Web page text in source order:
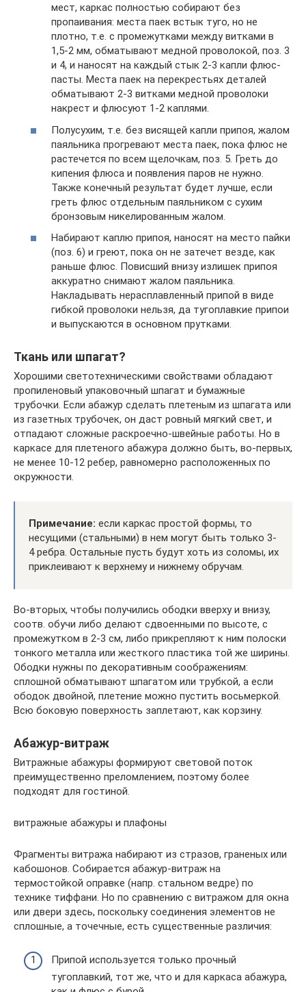
мест, каркас полностью собирают без
пропаивания: места паек встык туго, но не
плотно, т.е. с промежутками между витками в
1,5-2 мм, обматывают медной проволокой, поз. 3
и 4, и наносят на каждый стык 2-3 капли флюс-
пасты. Места паек на перекрестьях деталей
обматывают 2-3 витками медной проволоки
накрест и флюсуют 1-2 каплями.
Полусухим, т.е. без висящей капли припоя, жалом
паяльника прогревают места паек, пока флюс не
растечется по всем щелочкам, поз. 5. Греть до
кипения флюса и появления паров не нужно.
Также конечный результат будет лучше, если
греть флюс отдельным паяльником с сухим
бронзовым никелированным жалом.
Набирают каплю припоя, наносят на место пайки
(поз. 6) и греют, пока он не затечет везде, как
раньше флюс. Повисший внизу излишек припоя
аккуратно снимают жалом паяльника.
Накладывать нерасплавленный припой в виде
гибкой проволоки нельзя, да тугоплавкие припои
и выпускаются в основном прутками.
Ткань или шпагат?
Хорошими светотехническими свойствами обладают
пропиленовый упаковочный шпагат и бумажные
трубочки. Если абажур сделать плетеным из шпагата или
из газетных трубочек, он даст ровный мягкий свет, и
отпадают сложные раскроечно-швейные работы. Но в
каркасе для плетеного абажура должно быть, во-первых,
не менее 10-12 ребер, равномерно расположенных по
окружности.
Примечание: если каркас простой формы, то
несущими (стальными) в нем могут быть только 3-
4 ребра. Остальные пусть будут хоть из соломы, их
приклеивают к верхнему и нижнему обручам.
Во-вторых, чтобы получились ободки вверху и внизу,
соотв. обучи либо делают сдвоенными по высоте, с
промежутком в 2-3 см, либо прикрепляют к ним полоски
тонкого металла или жесткого пластика той же ширины.
Ободки нужны по декоративным соображениям:
сплошной обматывают шпагатом или трубкой, а если
ободок двойной, плетение можно пустить восьмеркой.
Всю боковую поверхность заплетают, как корзину.
Абажур-витраж
Витражные абажуры формируют световой поток
преимущественно преломлением, поэтому более
подходят для гостиной.
витражные абажуры и плафоны
Фрагменты витража набирают из стразов, граненых или
кабошонов. Собирается абажур-витраж на
термостойкой оправке (напр. стальном ведре) по
технике тиффани. Но по сравнению с витражом для окна
или двери здесь, поскольку соединения элементов не
сплошные, а точечные, есть существенные различия:
Припой используется только прочный
тугоплавкий, тот же, что и для каркаса абажура,